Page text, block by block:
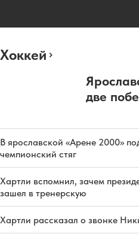
Хоккей
две
В ярославской «Арене 2000»
чемпионский стяг
Хартли вспомнил, зачем
зашел в тренерскую
Хартли рассказал о звонке